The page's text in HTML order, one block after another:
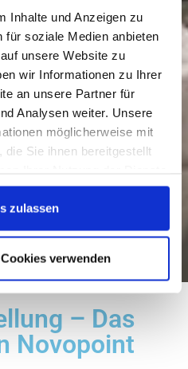
Inhalte und Anzeigen zu
für soziale Medien anbieten
unsere Website zu
wir Informationen zu Ihrer
an unsere Partner für
Analysen weiter. Unsere
möglicherweise mit
Sie ihnen bereitgestellt
Einwilligung zu unseren
weiterhin nutzen.
zulassen
verwenden
– Das
Novopoint